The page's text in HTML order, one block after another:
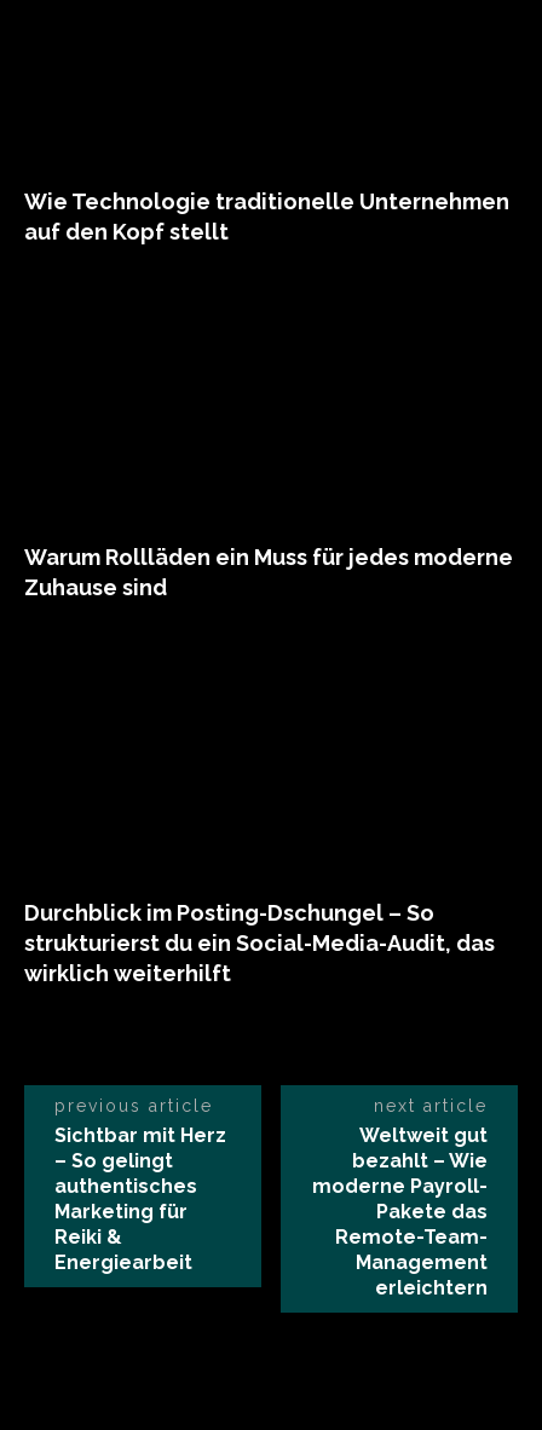
Wie Technologie traditionelle Unternehmen
auf den Kopf stellt
Warum Rollläden ein Muss für jedes moderne
Zuhause sind
Durchblick im Posting-Dschungel – So
strukturierst du ein Social-Media-Audit, das
wirklich weiterhilft
previous article
Sichtbar mit Herz
– So gelingt
authentisches
Marketing für
Reiki &
Energiearbeit
next article
Weltweit gut
bezahlt – Wie
moderne Payroll-
Pakete das
Remote-Team-
Management
erleichtern